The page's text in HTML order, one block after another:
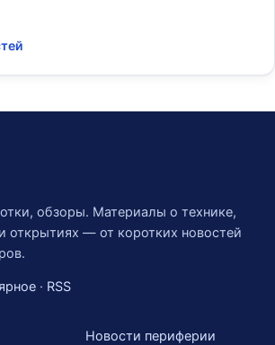
обзоры. Материалы о технике,
открытиях — от коротких новостей
· RSS
Новости периферии